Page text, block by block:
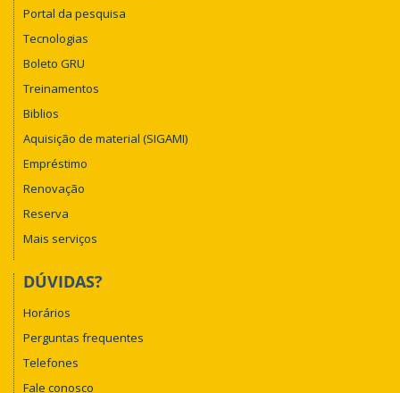
Portal da pesquisa
Tecnologias
Boleto GRU
Treinamentos
Biblios
Aquisição de material (SIGAMI)
Empréstimo
Renovação
Reserva
Mais serviços
DÚVIDAS?
Horários
Perguntas frequentes
Telefones
Fale conosco